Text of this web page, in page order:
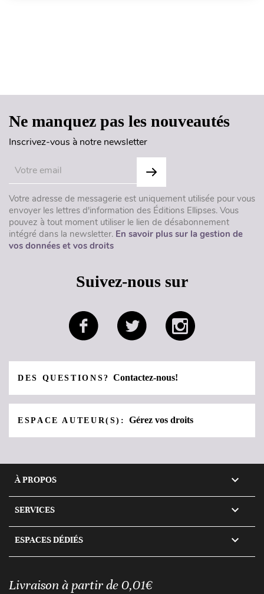
Ne manquez pas les nouveautés
Inscrivez-vous à notre newsletter
Votre adresse de messagerie est uniquement utilisée pour vous
envoyer les lettres d'information des Éditions Ellipses. Vous
pouvez à tout moment utiliser le lien de désabonnement
intégré dans la newsletter. En savoir plus sur la gestion de
vos données et vos droits
Suivez-nous sur
DES QUESTIONS?Contactez-nous!
ESPACE AUTEUR(S):Gérez vos droits
À PROPOS 
SERVICES 
ESPACES DÉDIÉS 
Livraison à partir de 0,01€